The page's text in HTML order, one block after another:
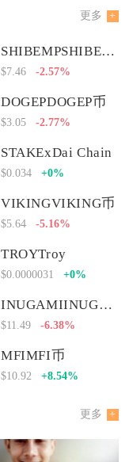
更多
SHIBEMPSHIBEMP币
$7.46 -2.57%
DOGEPDOGEP币
$3.05 -2.77%
STAKExDai Chain
$0.034 +0%
VIKINGVIKING币
$5.64 -5.16%
TROYTroy
$0.0000031 +0%
INUGAMIINUGAMI币
$11.49 -6.38%
MFIMFI币
$10.92 +8.54%
更多